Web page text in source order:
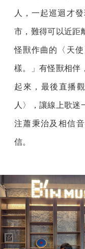
人，一起巡迴才
市，難得可以近距
怪獸作曲的〈天
樣。」有怪獸相伴
起來，最後直播
人〉，讓線上歌迷
注蕭秉治及相信
信。